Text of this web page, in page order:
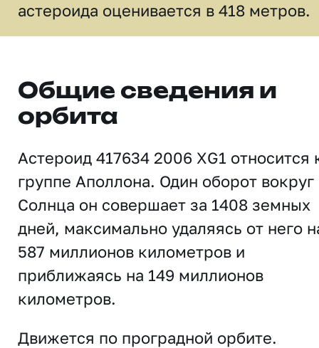
астероида оценивается в 418 метров.
Общие сведения и
орбита
Астероид 417634 2006 XG1 относится
группе Аполлона. Один оборот вокруг
Солнца он совершает за 1408 земных
дней, максимально удаляясь от него
587 миллионов километров и
приближаясь на 149 миллионов
километров.
Движется по проградной орбите.